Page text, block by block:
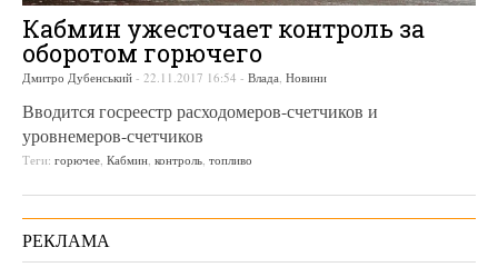
Кабмин ужесточает контроль за
оборотом горючего
Дмитро Дубенський - 22.11.2017 16:54 - Влада Новини
Вводится госреестр расходомеров-счетчиков и
уровнемеров-счетчиков
Теги: горючее Кабмин контроль топливо
РЕКЛАМА